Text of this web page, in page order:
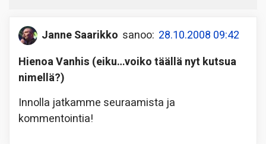
Janne Saarikko sanoo: 28.10.2008 09:42
Hienoa Vanhis (eiku…voiko täällä nyt kutsua
nimellä?)
Innolla jatkamme seuraamista ja
kommentointia!